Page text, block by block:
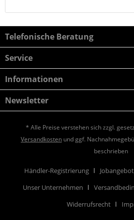
Telefonische Beratung
Service
Informationen
Newsletter
* Alle Preise verstehen sich zzgl.
Versandkosten und ggf.
beschrieben
Händler-Registrierung
Unser Unternehmen
Widerrufsrecht